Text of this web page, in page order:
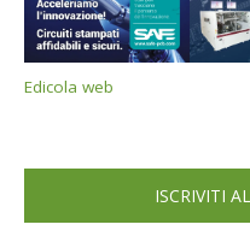
Edicola web
ISCRIVITI